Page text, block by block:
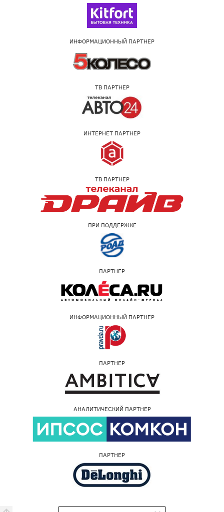
ИНФОРМАЦИОННЫЙ ПАРТНЕР
ТВ ПАРТНЕР
ИНТЕРНЕТ ПАРТНЕР
ТВ ПАРТНЕР
ПРИ ПОДДЕРЖКЕ
ПАРТНЕР
ИНФОРМАЦИОННЫЙ ПАРТНЕР
ПАРТНЕР
АНАЛИТИЧЕСКИЙ ПАРТНЕР
ПАРТНЕР